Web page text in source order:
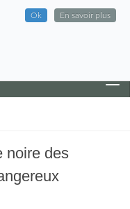
noire des
Ok En savoir plus